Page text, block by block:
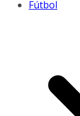
Fútbol